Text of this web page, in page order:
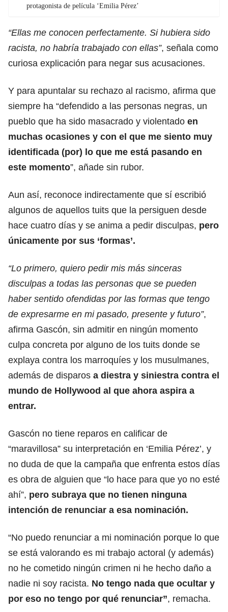
protagonista de película ‘Emilia Pérez’
“Ellas me conocen perfectamente. Si hubiera sido
racista, no habría trabajado con ellas”, señala como
curiosa explicación para negar sus acusaciones.
Y para apuntalar su rechazo al racismo, afirma que
siempre ha “defendido a las personas negras, un
pueblo que ha sido masacrado y violentado en
muchas ocasiones y con el que me siento muy
identificada (por) lo que me está pasando en
este momento”, añade sin rubor.
Aun así, reconoce indirectamente que sí escribió
algunos de aquellos tuits que la persiguen desde
hace cuatro días y se anima a pedir disculpas, pero
únicamente por sus ‘formas’.
“Lo primero, quiero pedir mis más sinceras
disculpas a todas las personas que se pueden
haber sentido ofendidas por las formas que tengo
de expresarme en mi pasado, presente y futuro”,
afirma Gascón, sin admitir en ningún momento
culpa concreta por alguno de los tuits donde se
explaya contra los marroquíes y los musulmanes,
además de disparos a diestra y siniestra contra el
mundo de Hollywood al que ahora aspira a
entrar.
Gascón no tiene reparos en calificar de
“maravillosa” su interpretación en ‘Emilia Pérez’, y
no duda de que la campaña que enfrenta estos días
es obra de alguien que “lo hace para que yo no esté
ahí”, pero subraya que no tienen ninguna
intención de renunciar a esa nominación.
“No puedo renunciar a mi nominación porque lo que
se está valorando es mi trabajo actoral (y además)
no he cometido ningún crimen ni he hecho daño a
nadie ni soy racista. No tengo nada que ocultar y
por eso no tengo por qué renunciar”, remacha.